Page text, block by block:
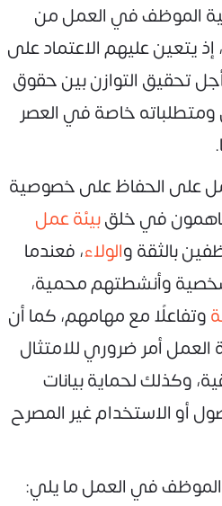
الموظف في العمل من
يتعين عليهم الاعتماد على
تحقيق التوازن بين حقوق
خاصة في العصر
على الحفاظ على خصوصية
في خلقبيئة عمل
بالثقة والولاء، فعندما
وأنشطتهم محمية،
وتفاعلًا مع مهامهم، كما أن
أمر ضروري للامتثال
وكذلك لحماية بيانات
أو الاستخدام غير المصرح
في العمل ما يلي: